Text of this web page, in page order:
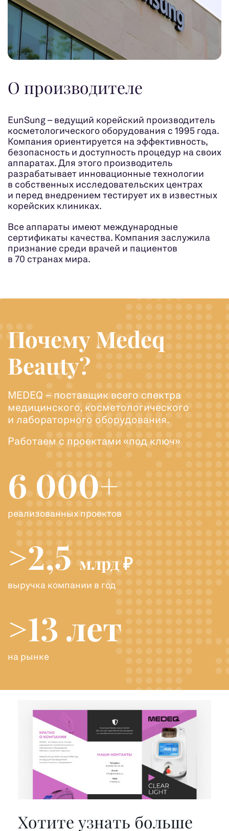
О производителе
EunSung – ведущий корейский производитель
косметологического оборудования с 1995 года.
Компания ориентируется на эффективность,
безопасность и доступность процедур на своих
аппаратах. Для этого производитель
разрабатывает инновационные технологии
в собственных исследовательских центрах
и перед внедрением тестирует их в известных
корейских клиниках.
Все аппараты имеют международные
сертификаты качества. Компания заслужила
признание среди врачей и пациентов
в 70 странах мира.
Почему Medeq
Beauty?
MEDEQ – поставщик всего спектра
медицинского, косметологического
и лабораторного оборудования.
Работаем с проектами «под ключ»
6 000+
реализованных проектов
>2,5млрд ₽
выручка компании в год
>13 лет
на рынке
Хотите узнать больше